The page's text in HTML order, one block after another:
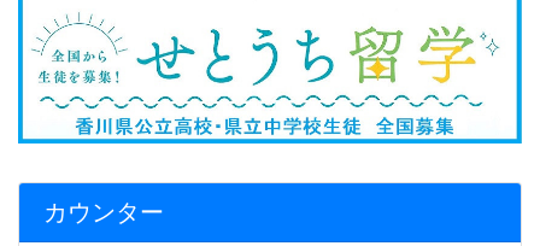
本日 3,262 人
昨日 4,052 人
月間行事予定
感染症などの状況により、行事